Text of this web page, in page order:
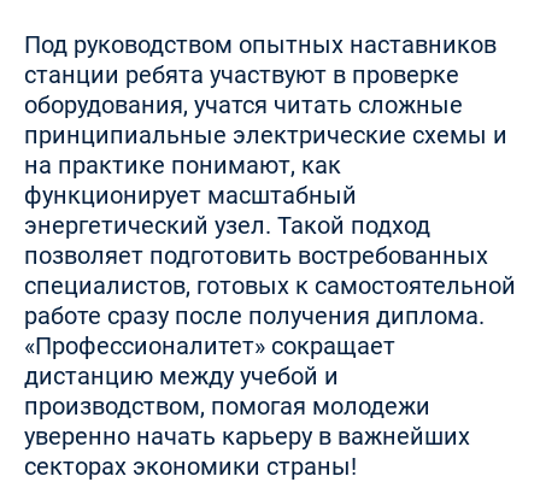
Под руководством опытных наставников
станции ребята участвуют в проверке
оборудования, учатся читать сложные
принципиальные электрические схемы и
на практике понимают, как
функционирует масштабный
энергетический узел. Такой подход
позволяет подготовить востребованных
специалистов, готовых к самостоятельной
работе сразу после получения диплома.
«Профессионалитет» сокращает
дистанцию между учебой и
производством, помогая молодежи
уверенно начать карьеру в важнейших
секторах экономики страны!